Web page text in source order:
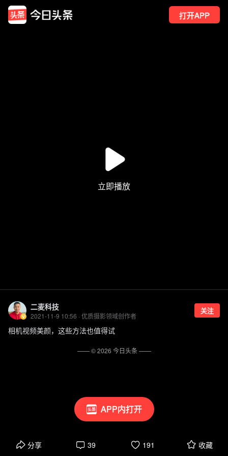
打开APP
APP内打开
二麦科技
2021-11-9 10:56 · 优质摄影领域创作者
关注
相机视频美颜，这些方法也值得试
分享 39 191 收藏
—— ©2026 今日头条——